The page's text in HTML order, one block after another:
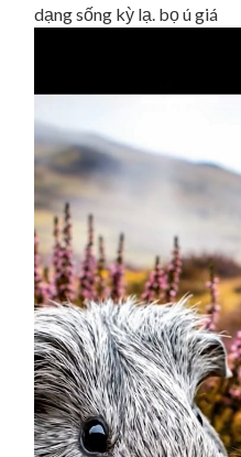
dạng sống kỳ lạ. bọ ú giá